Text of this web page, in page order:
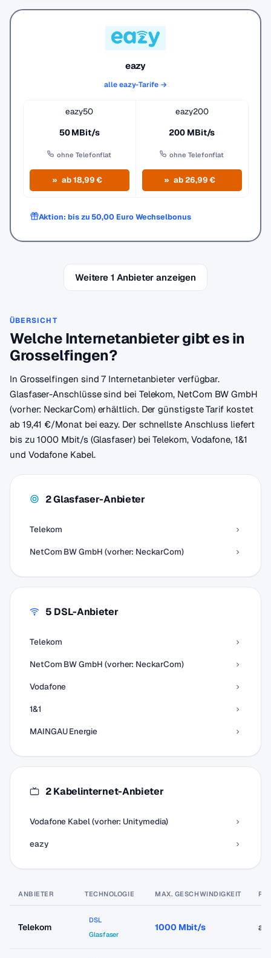
eazy
alle eazy-Tarife →
eazy50
50 MBit/s
ohne Telefonflat
ab 18,99 €
eazy200
200 MBit/s
ohne Telefonflat
ab 26,99 €
Aktion: bis zu 50,00 Euro Wechselbonus
Weitere 1 Anbieter anzeigen
ÜBERSICHT
Welche Internetanbieter gibt es in
Grosselfingen?
In Grosselfingen sind 7 Internetanbieter verfügbar.
Glasfaser-Anschlüsse sind bei Telekom, NetCom BW GmbH
(vorher: NeckarCom) erhältlich. Der günstigste Tarif kostet
ab 19,41 €/Monat bei eazy. Der schnellste Anschluss liefert
bis zu 1000 Mbit/s (Glasfaser) bei Telekom, Vodafone, 1&1
und Vodafone Kabel.
2 Glasfaser-Anbieter
Telekom
NetCom BW GmbH (vorher: NeckarCom)
5 DSL-Anbieter
Telekom
NetCom BW GmbH (vorher: NeckarCom)
Vodafone
1&1
MAINGAU Energie
2 Kabelinternet-Anbieter
Vodafone Kabel (vorher: Unitymedia)
eazy
ANBIETER TECHNOLOGIE MAX. GESCHWINDIGKEIT
Telekom
DSL
Glasfaser
1000 Mbit/s ab